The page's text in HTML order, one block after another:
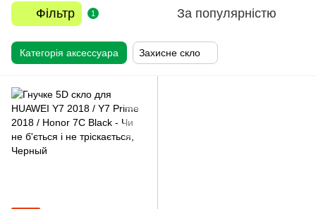
Фільтр 1 За популярністю
Категорія аксессуара Захисне скло